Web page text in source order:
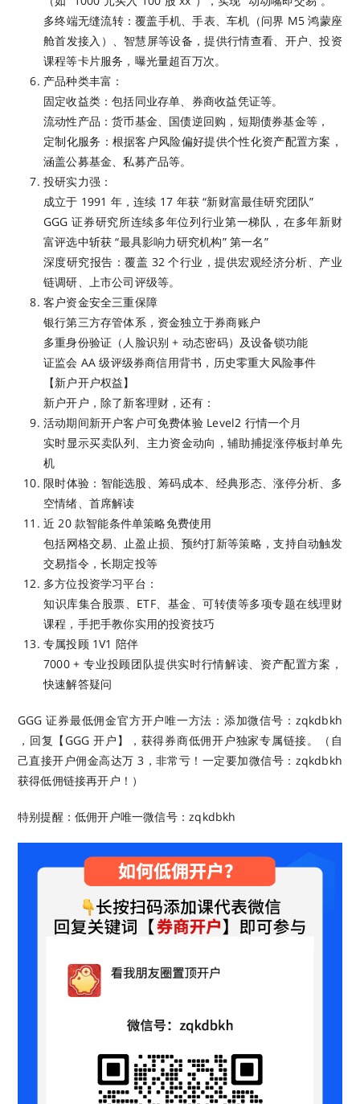
多终端无缝流转：覆盖手机、手表、车机（问界 M5 鸿蒙座
舱首发接入）、智慧屏等设备，提供行情查看、开户、投资
课程等卡片服务，曝光量超百万次。
产品种类丰富：
固定收益类：包括同业存单、券商收益凭证等。
流动性产品：货币基金、国债逆回购，短期债券基金等，
定制化服务：根据客户风险偏好提供个性化资产配置方案，
涵盖公募基金、私募产品等。
投研实力强：
成立于 1991 年，连续 17 年获 “新财富最佳研究团队”
GGG 证券研究所连续多年位列行业第一梯队，在多年新财
富评选中斩获 “最具影响力研究机构” 第一名”
深度研究报告：覆盖 32 个行业，提供宏观经济分析、产业
链调研、上市公司评级等。
客户资金安全三重保障
银行第三方存管体系，资金独立于券商账户
多重身份验证（人脸识别 + 动态密码）及设备锁功能
证监会 AA 级评级券商信用背书，历史零重大风险事件
【新户开户权益】
新户开户，除了新客理财，还有：
活动期间新开户客户可免费体验 Level2 行情一个月
实时显示买卖队列、主力资金动向，辅助捕捉涨停板封单先
机
限时体验：智能选股、筹码成本、经典形态、涨停分析、多
空情绪、首席解读
近 20 款智能条件单策略免费使用
包括网格交易、止盈止损、预约打新等策略，支持自动触发
交易指令，长期定投等
多方位投资学习平台：
知识库集合股票、ETF、基金、可转债等多项专题在线理财
课程，手把手教你实用的投资技巧
专属投顾 1V1 陪伴
7000 + 专业投顾团队提供实时行情解读、资产配置方案，
快速解答疑问
GGG 证券最低佣金官方开户唯一方法：添加微信号：zqkdbkh
，回复【GGG 开户】，获得券商低佣开户独家专属链接。（自
己直接开户佣金高达万 3，非常亏！一定要加微信号：zqkdbkh
获得低佣链接再开户！）
特别提醒：低佣开户唯一微信号：zqkdbkh